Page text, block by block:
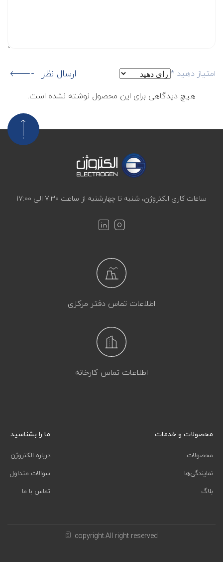
امتیاز دهید * ارسال نظر
هیچ دیدگاهی برای این محصول نوشته نشده است.
ساعات کاری الکتروژن، شنبه تا چهارشنبه از ساعت 7:30 الی 17:00
اطلاعات تماس دفتر مرکزی
اطلاعات تماس کارخانه
محصولات و خدمات
محصولات
نمایندگی‌ها
بلاگ
ما را بشناسید
درباره الکتروژن
سوالات متداول
تماس با ما
copyright.All right reserved